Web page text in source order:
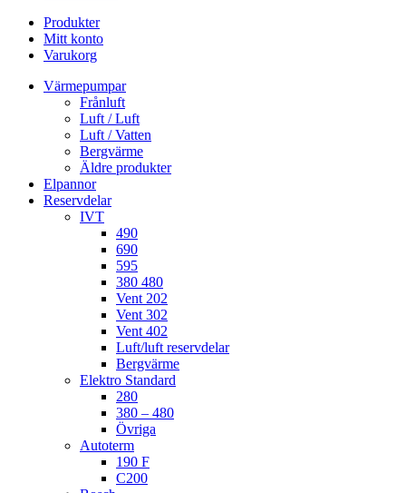
Produkter
Mitt konto
Varukorg
Värmepumpar
Frånluft
Luft / Luft
Luft / Vatten
Bergvärme
Äldre produkter
Elpannor
Reservdelar
IVT
490
690
595
380 480
Vent 202
Vent 302
Vent 402
Luft/luft reservdelar
Bergvärme
Elektro Standard
280
380 – 480
Övriga
Autoterm
190 F
C200